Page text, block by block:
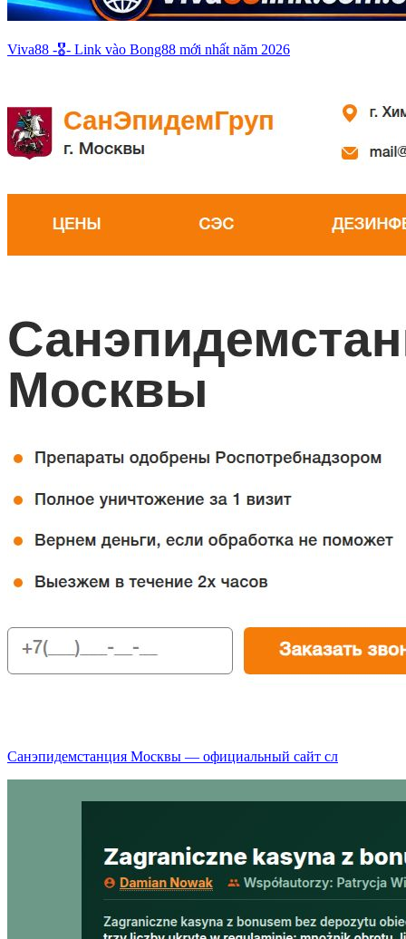
Viva88 -🎖️- Link vào Bong88 mới nhất năm 2026
Санэпидемстанция Москвы — официальный сайт сл